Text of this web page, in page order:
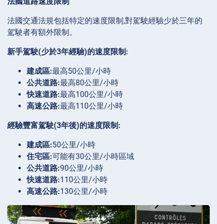
法國交通法規包括特定的速度限制,對駕駛經驗少於三年的
駕駛者有額外限制。
新手駕駛(少於3年經驗)的速度限制:
建成區:最高50公里/小時
公共道路:最高80公里/小時
快速道路:最高100公里/小時
高速公路:最高110公里/小時
經驗豐富駕駛(3年後)的速度限制:
建成區:50公里/小時
住宅區:可能有30公里/小時區域
公共道路:90公里/小時
快速道路:110公里/小時
高速公路:130公里/小時